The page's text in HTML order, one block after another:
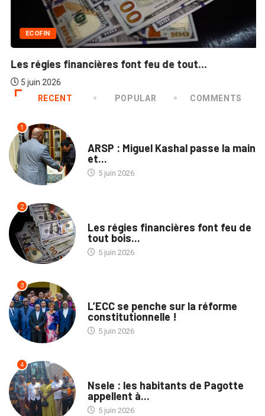
ECOFIN
Les régies financières font feu de tout...
5 juin 2026
RECENT
POPULAR COMMENTS
1
ARSP : Miguel Kashal passe la main
et...
5 juin 2026
2
Les régies financières font feu de
tout bois...
5 juin 2026
3
L’ECC se penche sur la réforme
constitutionnelle !
5 juin 2026
4
Nsele : les habitants de Pagotte
appellent à...
5 juin 2026